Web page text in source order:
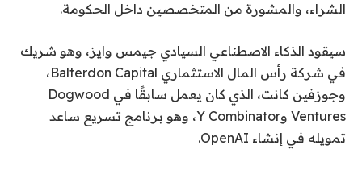
الشراء، والمشورة من المتخصصين داخل الحكومة.
سيقود الذكاء الاصطناعي السيادي جيمس وايز، وهو شريك
في شركة رأس المال الاستثماري Balterdon Capital،
وجوزفين كانت، الذي كان يعمل سابقًا في Dogwood
Ventures وY Combinator، وهو برنامج تسريع ساعد
تمويله في إنشاء OpenAI.